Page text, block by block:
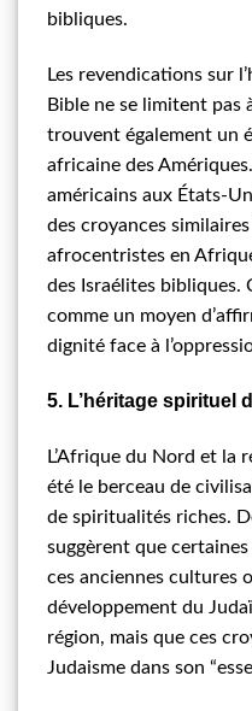
bibliques.
Les revendications sur
Bible ne se limitent pas
trouvent également un
africaine des
américains aux États-
des croyances
afrocentristes en
des Israélites bibliques.
comme un moyen
dignité face à
5. L’héritage spirituel
L’Afrique du Nord et la
été le berceau de
de spiritualités riches.
suggèrent que
ces anciennes cultures
développement du
région, mais que ces
Judaisme dans son